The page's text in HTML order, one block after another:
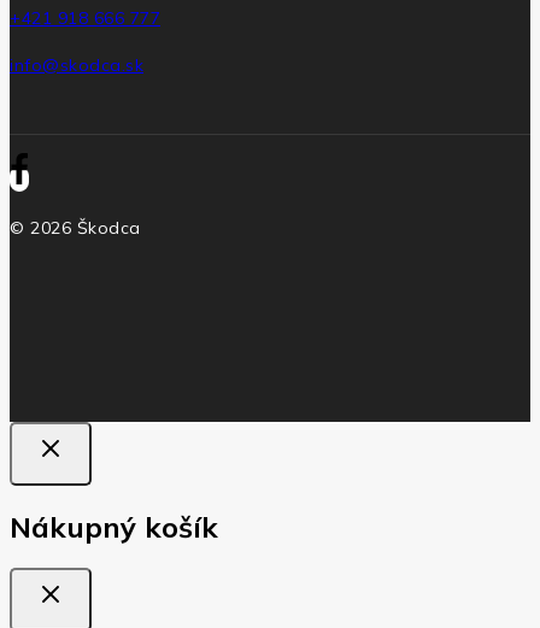
+421 918 666 777
info@skodca.sk
© 2026 Škodca
Nákupný košík